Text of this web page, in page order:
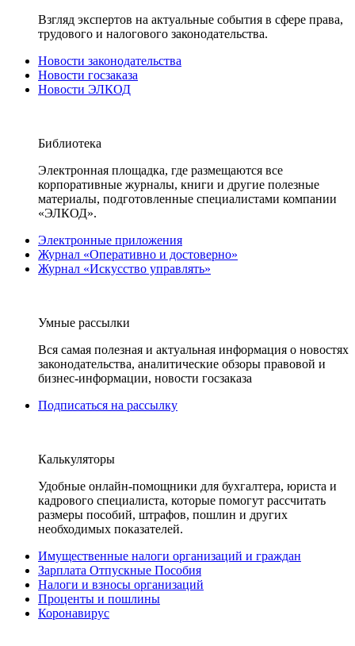
Взгляд экспертов на актуальные события в сфере права,
трудового и налогового законодательства.
Новости законодательства
Новости госзаказа
Новости ЭЛКОД
Библиотека
Электронная площадка, где размещаются все
корпоративные журналы, книги и другие полезные
материалы, подготовленные специалистами компании
«ЭЛКОД».
Электронные приложения
Журнал «Оперативно и достоверно»
Журнал «Искусство управлять»
Умные рассылки
Вся самая полезная и актуальная информация о новостях
законодательства, аналитические обзоры правовой и
бизнес-информации, новости госзаказа
Подписаться на рассылку
Калькуляторы
Удобные онлайн-помощники для бухгалтера, юриста и
кадрового специалиста, которые помогут рассчитать
размеры пособий, штрафов, пошлин и других
необходимых показателей.
Имущественные налоги организаций и граждан
Зарплата Отпускные Пособия
Налоги и взносы организаций
Проценты и пошлины
Коронавирус